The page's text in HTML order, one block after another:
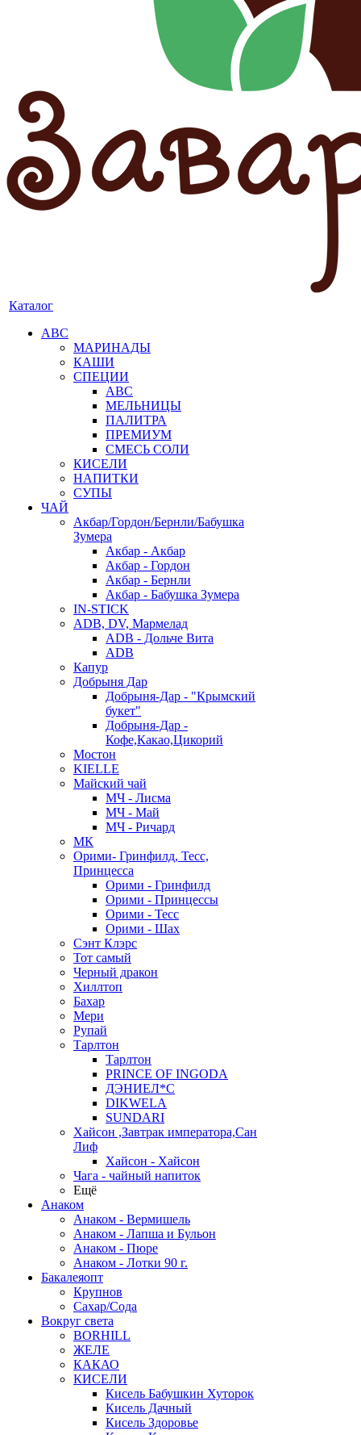
Каталог
АВС
МАРИНАДЫ
КАШИ
СПЕЦИИ
АВС
МЕЛЬНИЦЫ
ПАЛИТРА
ПРЕМИУМ
СМЕСЬ СОЛИ
КИСЕЛИ
НАПИТКИ
СУПЫ
ЧАЙ
Акбар/Гордон/Бернли/Бабушка
Зумера
Акбар - Акбар
Акбар - Гордон
Акбар - Бернли
Акбар - Бабушка Зумера
IN-STICK
ADB, DV, Мармелад
ADB - Дольче Вита
ADB
Капур
Добрыня Дар
Добрыня-Дар - "Крымский
букет"
Добрыня-Дар -
Кофе,Какао,Цикорий
Мостон
KIELLE
Майский чай
МЧ - Лисма
МЧ - Май
МЧ - Ричард
МК
Орими- Гринфилд, Тесс,
Принцесса
Орими - Гринфилд
Орими - Принцессы
Орими - Тесс
Орими - Шах
Сэнт Клэрс
Тот самый
Черный дракон
Хиллтоп
Бахар
Мери
Рупай
Тарлтон
Тарлтон
PRINCE OF INGODA
ДЭНИЕЛ*С
DIKWELA
SUNDARI
Хайсон ,Завтрак императора,Сан
Лиф
Хайсон - Хайсон
Чага - чайный напиток
Ещё
Анаком
Анаком - Вермишель
Анаком - Лапша и Бульон
Анаком - Пюре
Анаком - Лотки 90 г.
Бакалеяопт
Крупнов
Сахар/Сода
Вокруг света
BORHILL
ЖЕЛЕ
КАКАО
КИСЕЛИ
Кисель Бабушкин Хуторок
Кисель Дачный
Кисель Здоровье